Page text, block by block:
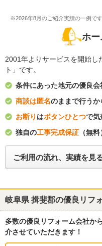
※2026年8月のご紹介実績の一例です
ホー
2001年よりサービスを開始し
ト」です。
条件にあった地元の優良会
商談は匿名のままで行うか
お断り はボタンひとつで気
独自の工事完成保証 （無料
ご利用の流れ、実績を見
岐阜県 揖斐郡の優良リフ
多数の優良リフォーム会社か
介させていただきます！